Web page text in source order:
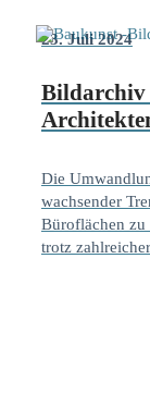
23. Juli 2024
Bildarchiv
Die
wachsender
Büroflächen zu
trotz